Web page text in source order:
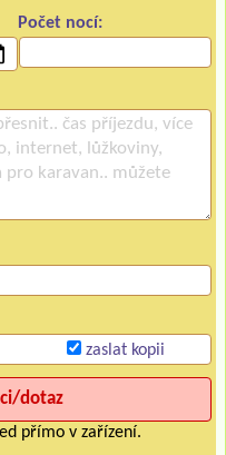
Počet nocí:
zaslat kopii
přímo v zařízení.